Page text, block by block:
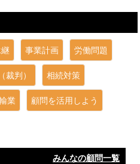
事業計画 労働問題
裁判） 相続対策
業 顧問を活用しよう
みんなの顧問一覧